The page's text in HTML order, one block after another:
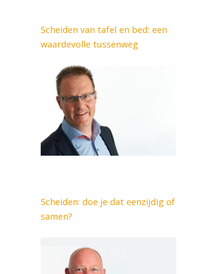
Scheiden van tafel en bed: een
waardevolle tussenweg
Scheiden: doe je dat eenzijdig of
samen?